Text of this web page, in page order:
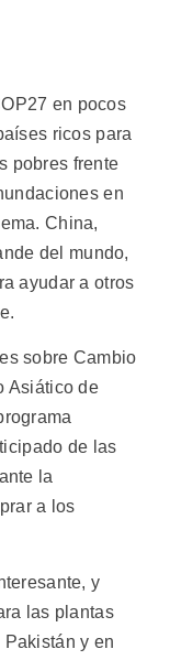
en pocos
ricos para
pobres frente
en
China,
del mundo,
ayudar a otros
sobre Cambio
Asiático de
de las
la
a los
y
las plantas
y en